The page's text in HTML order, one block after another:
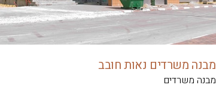
מבנה משרדים נאות חובב
מבנה משרדים